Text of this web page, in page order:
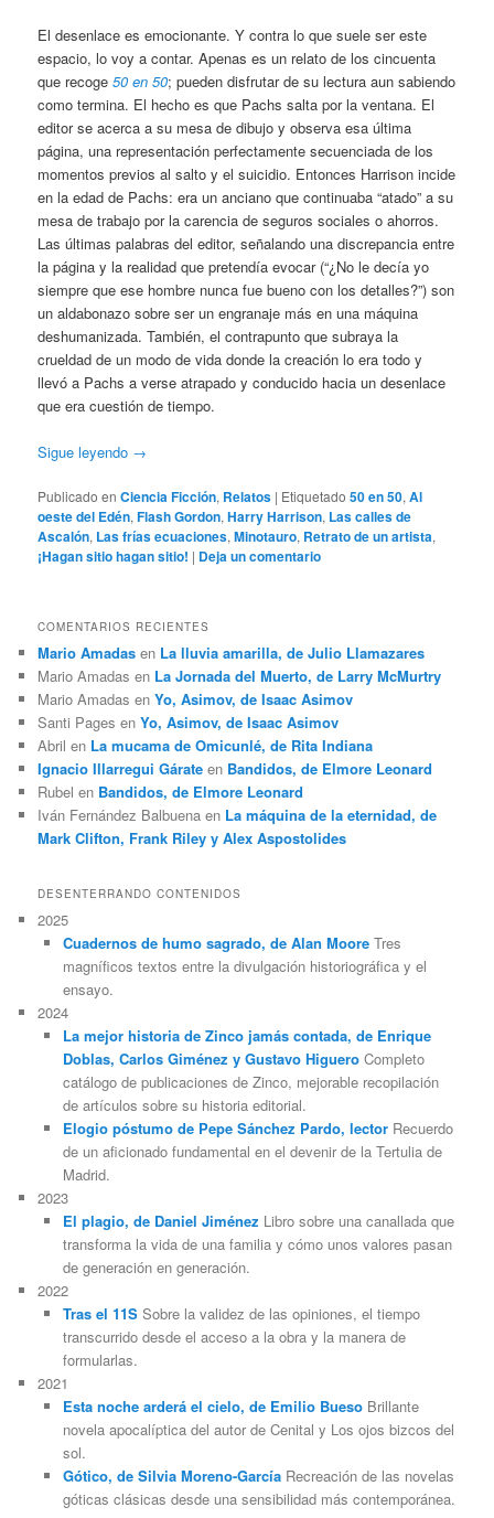
El desenlace es emocionante. Y contra lo que suele ser este
espacio, lo voy a contar. Apenas es un relato de los cincuenta
que recoge50 en 50; pueden disfrutar de su lectura aun sabiendo
como termina. El hecho es que Pachs salta por la ventana. El
editor se acerca a su mesa de dibujo y observa esa última
página, una representación perfectamente secuenciada de los
momentos previos al salto y el suicidio. Entonces Harrison incide
en la edad de Pachs: era un anciano que continuaba “atado” a su
mesa de trabajo por la carencia de seguros sociales o ahorros.
Las últimas palabras del editor, señalando una discrepancia entre
la página y la realidad que pretendía evocar (“¿No le decía yo
siempre que ese hombre nunca fue bueno con los detalles?”) son
un aldabonazo sobre ser un engranaje más en una máquina
deshumanizada. También, el contrapunto que subraya la
crueldad de un modo de vida donde la creación lo era todo y
llevó a Pachs a verse atrapado y conducido hacia un desenlace
que era cuestión de tiempo.
Sigue leyendo →
Publicado en Ciencia Ficción, Relatos | Etiquetado 50 en 50,Al
oeste del Edén,Flash Gordon,Harry Harrison, Las calles de
Ascalón, Las frías ecuaciones,Minotauro, Retrato de un artista,
¡Hagan sitio hagan sitio! | Deja un comentario
COMENTARIOS RECIENTES
Mario Amadas en La lluvia amarilla, de Julio Llamazares
Mario Amadas en La Jornada del Muerto, de Larry McMurtry
Mario Amadas enYo, Asimov, de Isaac Asimov
Santi Pages enYo, Asimov, de Isaac Asimov
Abril en La mucama de Omicunlé, de Rita Indiana
Ignacio Illarregui Gárate en Bandidos, de Elmore Leonard
Rubel en Bandidos, de Elmore Leonard
Iván Fernández Balbuena en La máquina de la eternidad, de
Mark Clifton, Frank Riley y Alex Aspostolides
DESENTERRANDO CONTENIDOS
2025
Cuadernos de humo sagrado, de Alan MooreTres
magníficos textos entre la divulgación historiográfica y el
ensayo.
2024
La mejor historia de Zinco jamás contada, de Enrique
Doblas, Carlos Giménez y Gustavo HigueroCompleto
catálogo de publicaciones de Zinco, mejorable recopilación
de artículos sobre su historia editorial.
Elogio póstumo de Pepe Sánchez Pardo, lectorRecuerdo
de un aficionado fundamental en el devenir de la Tertulia de
Madrid.
2023
El plagio, de Daniel Jiménez Libro sobre una canallada que
transforma la vida de una familia y cómo unos valores pasan
de generación en generación.
2022
Tras el 11SSobre la validez de las opiniones, el tiempo
transcurrido desde el acceso a la obra y la manera de
formularlas.
2021
Esta noche arderá el cielo, de Emilio BuesoBrillante
novela apocalíptica del autor de Cenital y Los ojos bizcos del
sol.
Gótico, de Silvia Moreno-GarcíaRecreación de las novelas
góticas clásicas desde una sensibilidad más contemporánea.